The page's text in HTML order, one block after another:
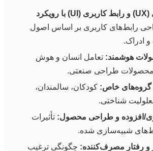
تجربه کاربری (UX) و رابط کاربری (UI) با رویکرد
رابط‌های کاربری بر اساس اصول
ادراک.
هوشمند: تعامل انسان و هوش
طراحی صنعتی.
گروه‌های خاص: کودکان، سالمندان،
شناختی.
افزوده و طراحی محصول: تأثیرات
شبیه‌سازی شده.
و رفتار مصرف‌کننده: چگونگی ترغیب